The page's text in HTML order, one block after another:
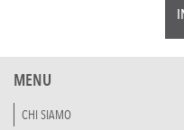
MENU
CHI SIAMO